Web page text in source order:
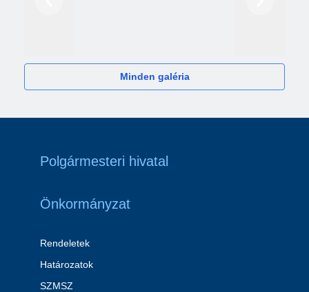
Minden galéria
Polgármesteri hivatal
Önkormányzat
Rendeletek
Határozatok
SZMSZ